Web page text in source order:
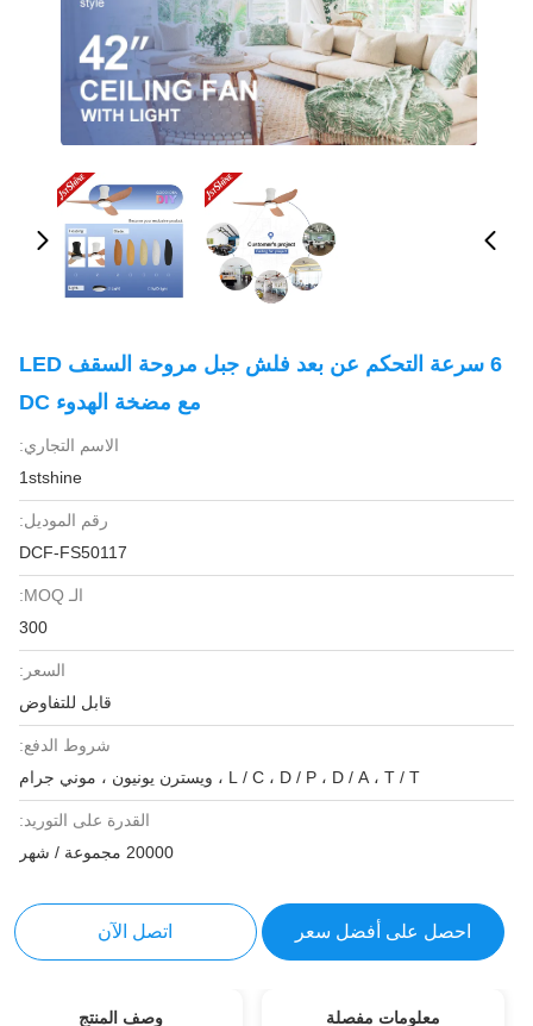
6 سرعة التحكم عن بعد فلش جبل مروحة السقف LED
مع مضخة الهدوء DC
الاسم التجاري:
1stshine
رقم الموديل:
DCF-FS50117
الـ MOQ:
300
السعر:
قابل للتفاوض
شروط الدفع:
L / C ، D / P ، D / A ، T / T ، ويسترن يونيون ، موني جرام
القدرة على التوريد:
20000 مجموعة / شهر
احصل على أفضل سعر اتصل الآن
معلومات مفصلة وصف المنتج